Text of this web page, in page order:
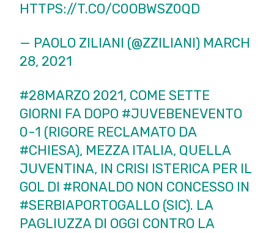
HTTPS://T.CO/C0OBWSZ0QD
— PAOLO ZILIANI (@ZZILIANI) MARCH
28, 2021
#28MARZO 2021, COME SETTE
GIORNI FA DOPO #JUVEBENEVENTO
0-1 (RIGORE RECLAMATO DA
#CHIESA), MEZZA ITALIA, QUELLA
JUVENTINA, IN CRISI ISTERICA PER IL
GOL DI #RONALDO NON CONCESSO IN
#SERBIAPORTOGALLO (SIC). LA
PAGLIUZZA DI OGGI CONTRO LA